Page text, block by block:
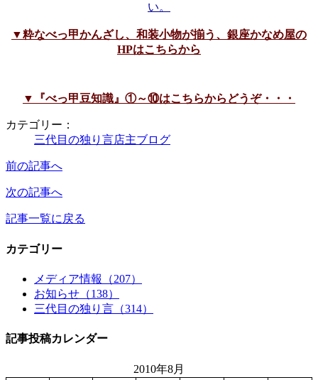
い。
▼粋なべっ甲かんざし、和装小物が揃う、銀座かなめ屋の
HPはこちらから
▼『べっ甲豆知識』①～⑩はこちらからどうぞ・・・
カテゴリー：
三代目の独り言店主ブログ
前の記事へ
次の記事へ
記事一覧に戻る
カテゴリー
メディア情報（207）
お知らせ（138）
三代目の独り言（314）
記事投稿カレンダー
2010年8月